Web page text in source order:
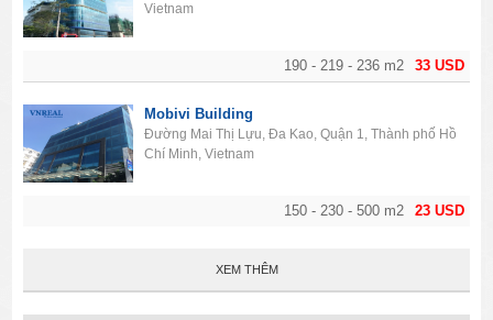
33 USD
190 - 219 - 236 m2
Vietnam
23 USD
150 - 230 - 500 m2
Mobivi Building
Đường Mai Thị Lựu, Đa Kao, Quận 1, Thành phố Hồ
Chí Minh, Vietnam
XEM THÊM